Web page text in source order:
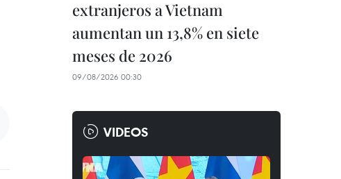
extranjeros a Vietnam
aumentan un 13,8% en siete
meses de 2026
09/08/2026 00:30
VIDEOS